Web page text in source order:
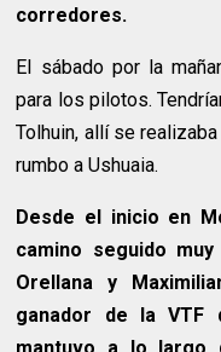
corredores.
El sábado por la
para los pilotos.
Tolhuin, allí se
rumbo a Ushuaia.
Desde el inicio en
camino seguido
Orellana y
ganador de la VTF